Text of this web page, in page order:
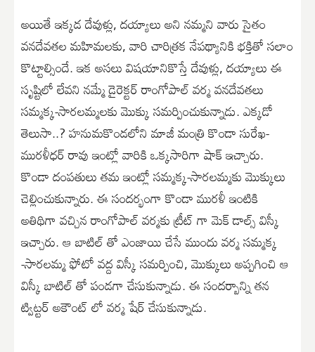
అయితే ఇక్కడ దేవుళ్లు, దయ్యాలు అని నమ్మని వారు సైతం
వనదేవతల మహిమలకు, వారి చారిత్రక నేపథ్యానికి భక్తితో సలాం
కొట్టాల్సిందే. ఇక అసలు విషయానికొస్తే దేవుళ్లు, దయ్యాలు ఈ
సృష్టిలో లేవని నమ్మే డైరెక్టర్ రాంగోపాల్ వర్మ వనదేవతలు
సమ్మక్క-సారలమ్మలకు మొక్కు సమర్పించుకున్నాడు. ఎక్కడో
తెలుసా..? హనుమకొండలోని మాజీ మంత్రి కొండా సురేఖ-
మురళీధర్ రావు ఇంట్లో వారికి ఒక్కసారిగా షాక్ ఇచ్చారు.
కొండా దంపతులు తమ ఇంట్లో సమ్మక్క-సారలమ్మకు మొక్కులు
చెల్లించుకున్నారు. ఈ సందర్భంగా కొండా మురళీ ఇంటికి
అతిథిగా వచ్చిన రాంగోపాల్ వర్మకు ట్రీట్ గా మెక్ డాల్స్ విస్కీ
ఇచ్చారు. ఆ బాటిల్ తో ఎంజాయి చేసే ముందు వర్మ సమ్మక్క
-సారలమ్మ ఫోటో వద్ద విస్కీ సమర్పించి, మొక్కులు అప్పగించి ఆ
విస్కీ బాటిల్ తో పండగా చేసుకున్నాడు. ఈ సందర్బాన్ని తన
ట్విట్టర్ అకౌంట్ లో వర్మ షేర్ చేసుకున్నాడు.